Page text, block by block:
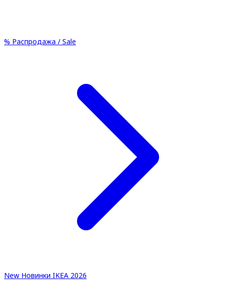
% Распродажа / Sale
New Новинки IKEA 2026